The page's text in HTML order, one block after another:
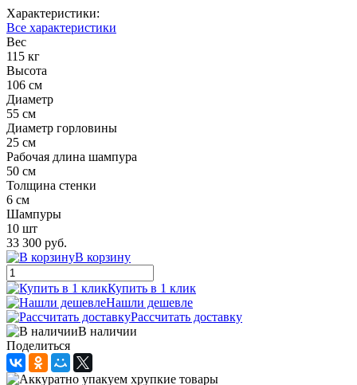
Характеристики:
Все характеристики
Вес
115 кг
Высота
106 см
Диаметр
55 см
Диаметр горловины
25 см
Рабочая длина шампура
50 см
Толщина стенки
6 см
Шампуры
10 шт
33 300 руб.
В корзину
Купить в 1 клик
Нашли дешевле
Рассчитать доставку
В наличии
Поделиться